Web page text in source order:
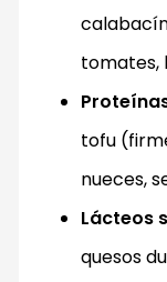
tomates,
tofu
nueces,
Lácteos
quesos